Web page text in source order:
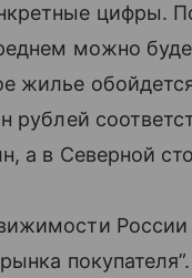
цифры.
можно
жилье
рублей
а в Северной